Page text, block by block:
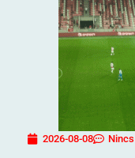
2026-08-08